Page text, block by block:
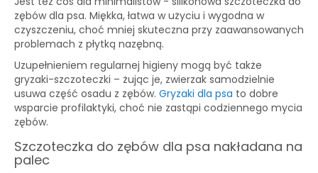
zębów dla psa. Miękka, łatwa w użyciu i wygodna w
czyszczeniu, choć mniej skuteczna przy zaawansowanych
problemach z płytką nazębną.
Uzupełnieniem regularnej higieny mogą być także
gryzaki-szczoteczki – żując je, zwierzak samodzielnie
usuwa część osadu z zębów. Gryzaki dla psa to dobre
wsparcie profilaktyki, choć nie zastąpi codziennego mycia
zębów.
Szczoteczka do zębów dla psa nakładana na
palec